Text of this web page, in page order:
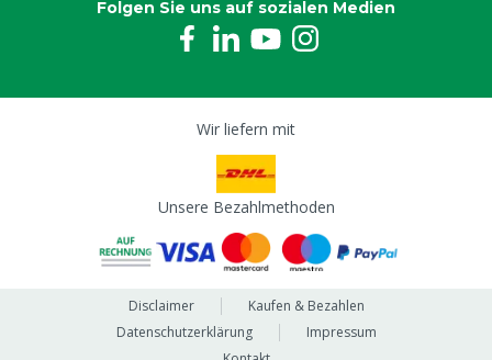
Folgen Sie uns auf sozialen Medien
Wir liefern mit
Unsere Bezahlmethoden
Disclaimer
Kaufen & Bezahlen
Datenschutzerklärung
Impressum